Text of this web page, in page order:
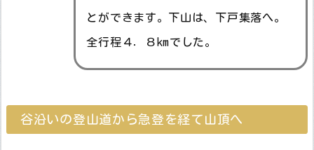
とができます。下山は、下戸集落へ。
全行程４．８kmでした。
谷沿いの登山道から急登を経て山頂へ